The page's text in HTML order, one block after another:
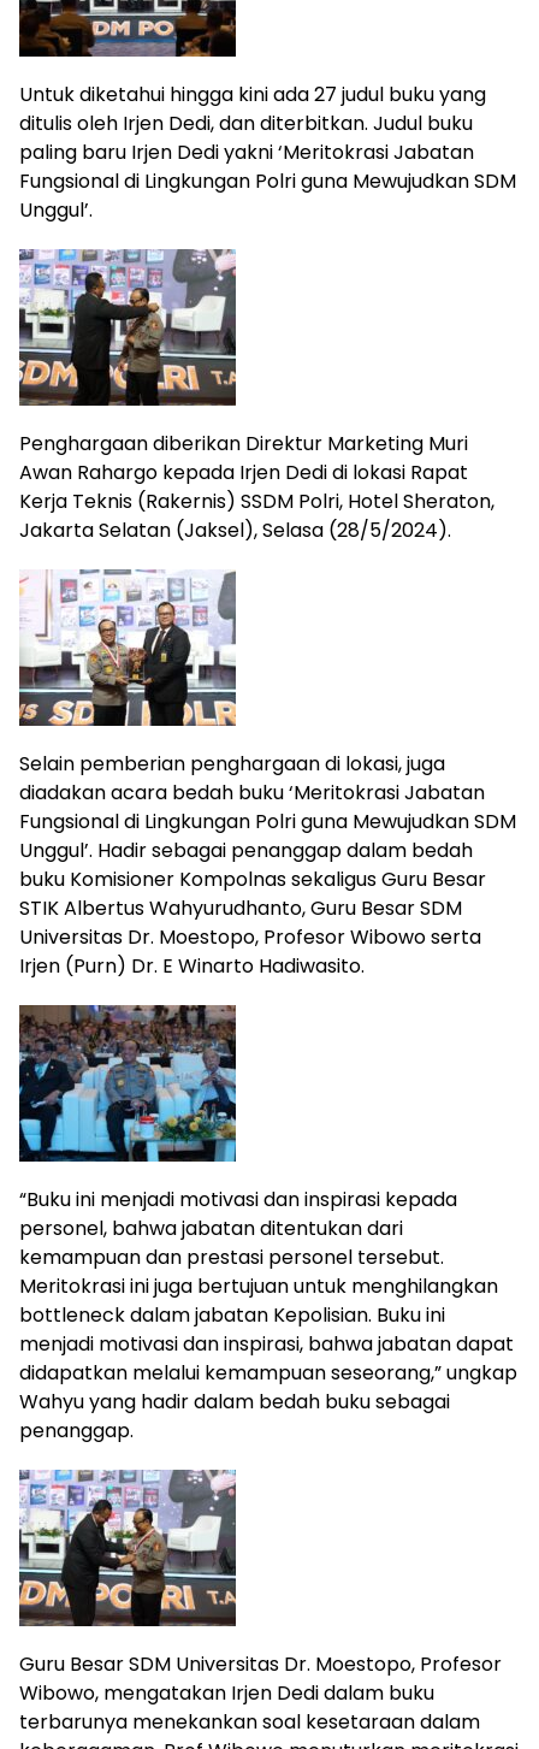
Untuk diketahui hingga kini ada 27 judul buku yang
ditulis oleh Irjen Dedi, dan diterbitkan. Judul buku
paling baru Irjen Dedi yakni ‘Meritokrasi Jabatan
Fungsional di Lingkungan Polri guna Mewujudkan SDM
Unggul’.
Penghargaan diberikan Direktur Marketing Muri
Awan Rahargo kepada Irjen Dedi di lokasi Rapat
Kerja Teknis (Rakernis) SSDM Polri, Hotel Sheraton,
Jakarta Selatan (Jaksel), Selasa (28/5/2024).
Selain pemberian penghargaan di lokasi, juga
diadakan acara bedah buku ‘Meritokrasi Jabatan
Fungsional di Lingkungan Polri guna Mewujudkan SDM
Unggul’. Hadir sebagai penanggap dalam bedah
buku Komisioner Kompolnas sekaligus Guru Besar
STIK Albertus Wahyurudhanto, Guru Besar SDM
Universitas Dr. Moestopo, Profesor Wibowo serta
Irjen (Purn) Dr. E Winarto Hadiwasito.
“Buku ini menjadi motivasi dan inspirasi kepada
personel, bahwa jabatan ditentukan dari
kemampuan dan prestasi personel tersebut.
Meritokrasi ini juga bertujuan untuk menghilangkan
bottleneck dalam jabatan Kepolisian. Buku ini
menjadi motivasi dan inspirasi, bahwa jabatan dapat
didapatkan melalui kemampuan seseorang,” ungkap
Wahyu yang hadir dalam bedah buku sebagai
penanggap.
Guru Besar SDM Universitas Dr. Moestopo, Profesor
Wibowo, mengatakan Irjen Dedi dalam buku
terbarunya menekankan soal kesetaraan dalam